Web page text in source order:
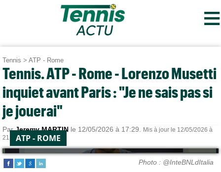
≡
Tennis > ATP - Rome
Tennis. ATP - Rome - Lorenzo Musetti
inquiet avant Paris : "Je ne sais pas si
je jouerai"
ParJeremy MARTIN le 12/05/2026 à 17:29.
Mis à jour le 12/05/2026 à
21:12.ATP - ROME
Photo : @InteBNLdItalia